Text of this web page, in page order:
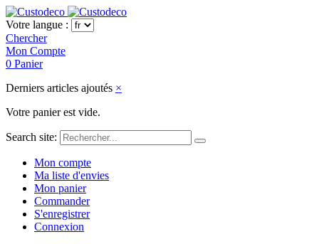
Votre langue :
Chercher
Mon Compte
0 Panier
Derniers articles ajoutés ×
Votre panier est vide.
Search site:
Mon compte
Ma liste d'envies
Mon panier
Commander
S'enregistrer
Connexion